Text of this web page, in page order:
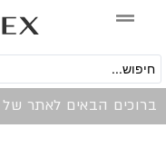
ברוכים הבאים לאתר של EROTEX!